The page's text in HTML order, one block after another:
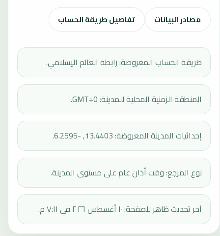
مصادر البيانات تفاصيل طريقة الحساب
طريقة الحساب المعروضة: رابطة العالم الإسلامي.
المنطقة الزمنية المحلية للمدينة: GMT+0.
إحداثيات المدينة المعروضة: 13.4403, -6.2595.
نوع المرجع: وقت أذان عام على مستوى المدينة.
آخر تحديث ظاهر للصفحة: ١٠ أغسطس ٢٠٢٦ في ٧:١١ م.